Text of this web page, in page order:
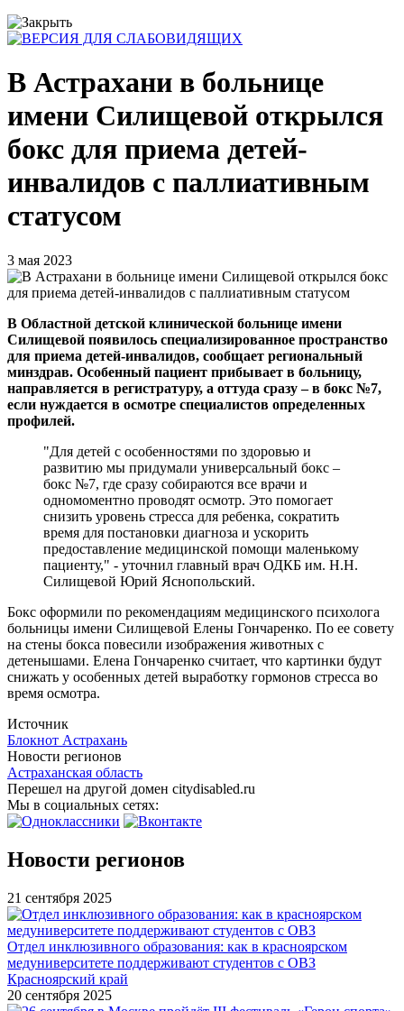
В Астрахани в больнице
имени Силищевой открылся
бокс для приема детей-
инвалидов с паллиативным
статусом
3 мая 2023
В Областной детской клинической больнице имени
Силищевой появилось специализированное пространство
для приема детей-инвалидов, сообщает региональный
минздрав. Особенный пациент прибывает в больницу,
направляется в регистратуру, а оттуда сразу – в бокс №7,
если нуждается в осмотре специалистов определенных
профилей.
"Для детей с особенностями по здоровью и
развитию мы придумали универсальный бокс –
бокс №7, где сразу собираются все врачи и
одномоментно проводят осмотр. Это помогает
снизить уровень стресса для ребенка, сократить
время для постановки диагноза и ускорить
предоставление медицинской помощи маленькому
пациенту," - уточнил главный врач ОДКБ им. Н.Н.
Силищевой Юрий Яснопольский.
Бокс оформили по рекомендациям медицинского психолога
больницы имени Силищевой Елены Гончаренко. По ее совету
на стены бокса повесили изображения животных с
детенышами. Елена Гончаренко считает, что картинки будут
снижать у особенных детей выработку гормонов стресса во
время осмотра.
Источник
Блокнот Астрахань
Новости регионов
Астраханская область
Перешел на другой домен citydisabled.ru
Мы в социальных сетях:
Новости регионов
21 сентября 2025
Отдел инклюзивного образования: как в красноярском
медуниверситете поддерживают студентов с ОВЗ
Красноярский край
20 сентября 2025